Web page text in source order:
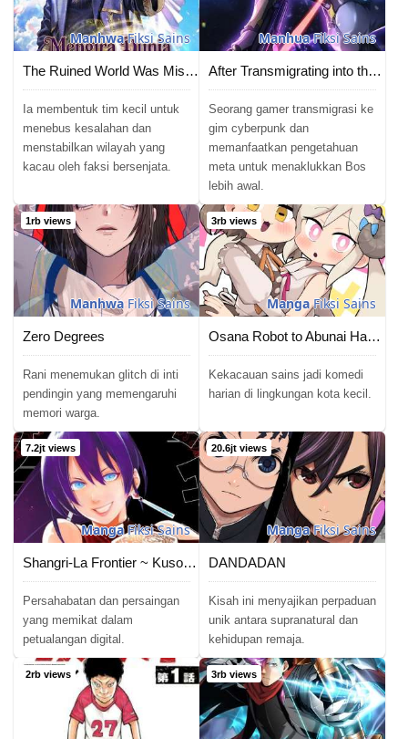
ManhwaFiksi Sains
The Ruined World Was Mistaken for a Game
Ia membentuk tim kecil untuk
menebus kesalahan dan
menstabilkan wilayah yang
kacau oleh faksi bersenjata.
ManhuaFiksi Sains
After Transmigrating into the Cyberpunk Game, I Defeated the BOSS and Successfully Rose to the Top
Seorang gamer transmigrasi ke
gim cyberpunk dan
memanfaatkan pengetahuan
meta untuk menaklukkan Bos
lebih awal.
1rb views
Manhwa Fiksi Sains
Zero Degrees
Rani menemukan glitch di inti
pendingin yang memengaruhi
memori warga.
3rb views
MangaFiksi Sains
Osana Robot to Abunai Hakase
Kekacauan sains jadi komedi
harian di lingkungan kota kecil.
7.2jt views
MangaFiksi Sains
Shangri-La Frontier ~ Kusoge Hunter, Kamige ni Idoman to su~
Persahabatan dan persaingan
yang memikat dalam
petualangan digital.
20.6jt views
MangaFiksi Sains
DANDADAN
Kisah ini menyajikan perpaduan
unik antara supranatural dan
kehidupan remaja.
2rb views 3rb views